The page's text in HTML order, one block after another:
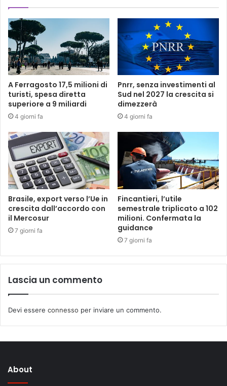
A Ferragosto 17,5 milioni di
turisti, spesa diretta
superiore a 9 miliardi
4 giorni fa
Pnrr, senza investimenti al
Sud nel 2027 la crescita si
dimezzerà
4 giorni fa
Brasile, export verso l’Ue in
crescita dall’accordo con
il Mercosur
7 giorni fa
Fincantieri, l’utile
semestrale triplicato a 102
milioni. Confermata la
guidance
7 giorni fa
Lascia un commento
Devi essere connesso per inviare un commento.
About